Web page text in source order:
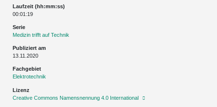
Laufzeit (hh:mm:ss)
00:01:19
Serie
Medizin trifft auf Technik
Publiziert am
13.11.2020
Fachgebiet
Elektrotechnik
Lizenz
Creative Commons Namensnennung 4.0 International